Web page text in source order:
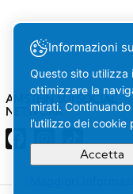
AMSTEIN SUI SOCIAL
NETWORK
Informazioni
Questo sito utilizza
ottimizzare la
mirati.
l’utilizzo dei
Accetta